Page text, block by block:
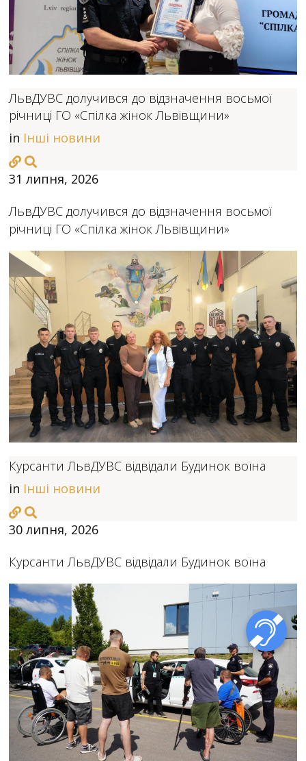
ЛьвДУВС долучився до відзначення восьмої
річниці ГО «Спілка жінок Львівщини»
in Інші новини
31 липня, 2026
ЛьвДУВС долучився до відзначення восьмої
річниці ГО «Спілка жінок Львівщини»
Курсанти ЛьвДУВС відвідали Будинок воїна
in Інші новини
30 липня, 2026
Курсанти ЛьвДУВС відвідали Будинок воїна